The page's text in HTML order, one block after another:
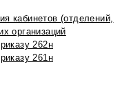
кабинетов (отделений,
организаций
262н
261н